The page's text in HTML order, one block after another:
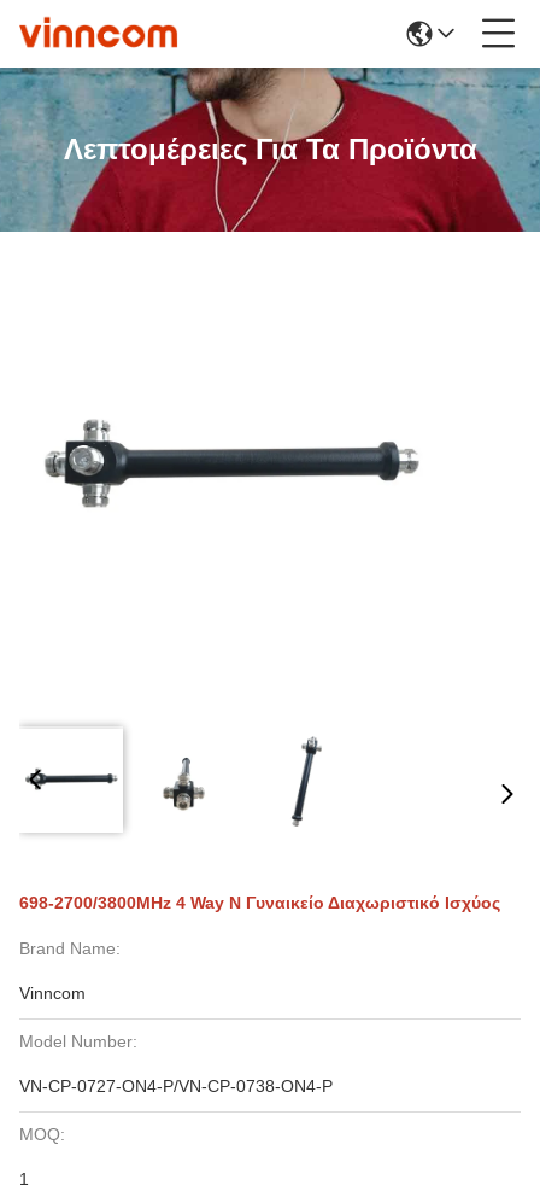
Λεπτομέρειες Για Τα Προϊόντα
698-2700/3800MHz 4 Way N Γυναικείο Διαχωριστικό Ισχύος
Brand Name:
Vinncom
Model Number:
VN-CP-0727-ON4-Ρ/VN-CP-0738-ON4-Ρ
MOQ:
1